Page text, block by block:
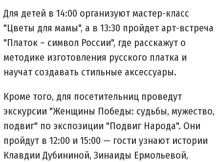
Для детей в 14:00 организуют мастер-класс
"Цветы для мамы", а в 13:30 пройдет арт-встреча
"Платок – символ России", где расскажут о
методике изготовления русского платка и
научат создавать стильные аксессуары.
Кроме того, для посетительниц проведут
экскурсии "Женщины Победы: судьбы, мужество,
подвиг" по экспозиции "Подвиг Народа". Они
пройдут в 12:00 и 15:00 — гости узнают истории
Клавдии Дубининой, Зинаиды Ермольевой,